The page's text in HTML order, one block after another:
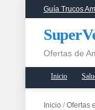
Guía Trucos
Ofertas de
Inicio
Inicio / Ofertas